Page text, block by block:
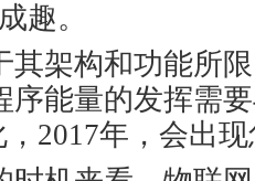
趣。
其架构和功能所
序能量的发挥需
2017年，会出